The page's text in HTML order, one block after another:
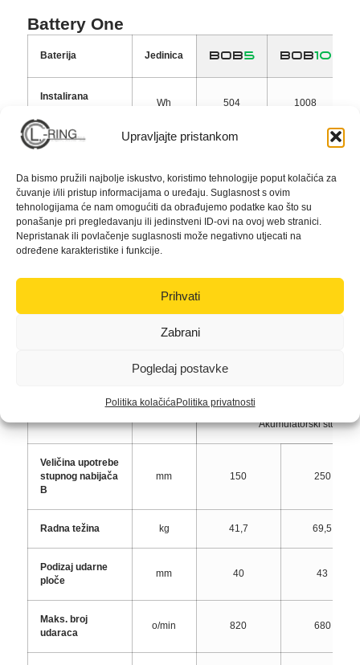
Upravljajte pristankom
Da bismo pružili najbolje iskustvo, koristimo tehnologije poput kolačića za
čuvanje i/ili pristup informacijama o uređaju. Suglasnost s ovim
tehnologijama će nam omogućiti da obrađujemo podatke kao što su
ponašanje pri pregledavanju ili jedinstveni ID-ovi na ovoj web stranici.
Nepristanak ili povlačenje suglasnosti može negativno utjecati na
određene karakteristike i funkcije.
Prihvati
Zabrani
Pogledaj postavke
Politika kolačićaPolitika privatnosti
Battery One
Baterija Jedinica BOB5 BOB10
Instalirana
Wh 504 1008
Težina
Punjači Jedinica BOC7 BOC13
Struja punjenja A 7 13
Vrijeme punjenja
min
Jedinica
Akumulatorski stupni
Veličina upotrebe
stupnog nabijača
B
mm 150 250
Radna težina kg 41,7 69,5
Podizaj udarne
ploče
mm 40 43
Maks. broj
udaraca
o/min 820 680